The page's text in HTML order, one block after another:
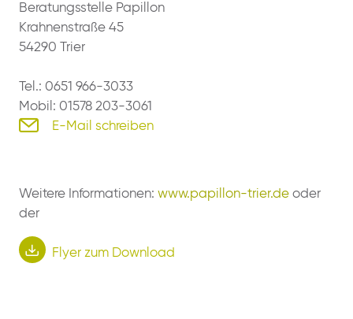
Beratungsstelle Papillon
Krahnenstraße 45
54290 Trier
Tel.: 0651 966-3033
Mobil: 01578 203-3061
E-Mail schreiben
Weitere Informationen: www.papillon-trier.de oder
der
Flyer zum Download